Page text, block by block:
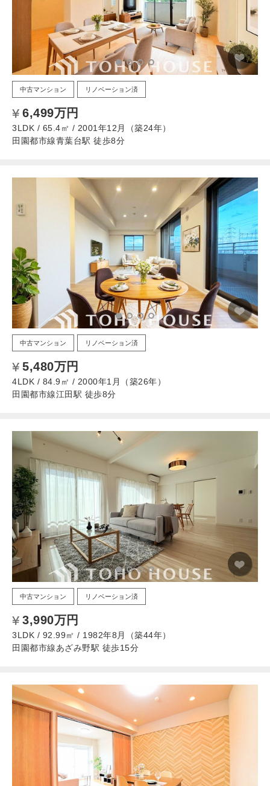
中古マンション リノベーション済
6,499万円
3LDK / 65.4㎡ / 2001年12月（築24年）
田園都市線青葉台駅 徒歩8分
中古マンション リノベーション済
5,480万円
4LDK / 84.9㎡ / 2000年1月（築26年）
田園都市線江田駅 徒歩8分
中古マンション リノベーション済
3,990万円
3LDK / 92.99㎡ / 1982年8月（築44年）
田園都市線あざみ野駅 徒歩15分